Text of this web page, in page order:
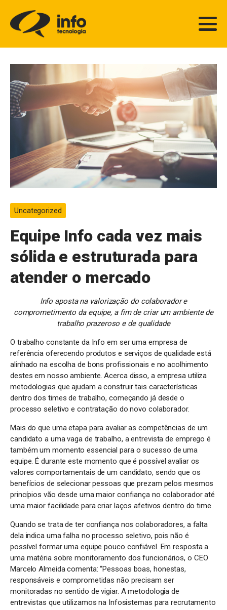
Uncategorized
Equipe Info cada vez mais
sólida e estruturada para
atender o mercado
Info aposta na valorização do colaborador e
comprometimento da equipe, a fim de criar um ambiente de
trabalho prazeroso e de qualidade
O trabalho constante da Info em ser uma empresa de
referência oferecendo produtos e serviços de qualidade está
alinhado na escolha de bons profissionais e no acolhimento
destes em nosso ambiente. Acerca disso, a empresa utiliza
metodologias que ajudam a construir tais características
dentro dos times de trabalho, começando já desde o
processo seletivo e contratação do novo colaborador.
Mais do que uma etapa para avaliar as competências de um
candidato a uma vaga de trabalho, a entrevista de emprego é
também um momento essencial para o sucesso de uma
equipe. É durante este momento que é possível avaliar os
valores comportamentais de um candidato, sendo que os
benefícios de selecionar pessoas que prezam pelos mesmos
princípios vão desde uma maior confiança no colaborador até
uma maior facilidade para criar laços afetivos dentro do time.
Quando se trata de ter confiança nos colaboradores, a falta
dela indica uma falha no processo seletivo, pois não é
possível formar uma equipe pouco confiável. Em resposta a
uma matéria sobre monitoramento dos funcionários, o CEO
Marcelo Almeida comenta: “Pessoas boas, honestas,
responsáveis e comprometidas não precisam ser
monitoradas no sentido de vigiar. A metodologia de
entrevistas que utilizamos na Infosistemas para recrutamento